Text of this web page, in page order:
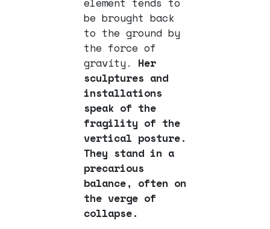
be brought back
to the ground by
the force of
gravity. Her
sculptures and
installations
speak of the
fragility of the
vertical posture.
They stand in a
precarious
balance, often on
the verge of
collapse.